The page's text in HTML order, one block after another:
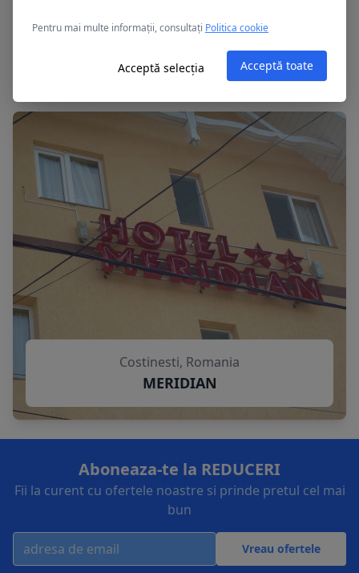
IMPACT G
Costinesti, Romania
MERIDIAN
Aboneaza-te la REDUCERI
Fii la curent cu ofertele noastre si prinde pretul cel mai
bun
Vreau ofertele
Pentru mai multe informații, consultați Politica cookie
Acceptă selecția Acceptă toate